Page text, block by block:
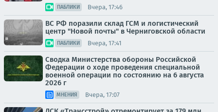
ПАБЛИКИ Вчера, 17:46
ВС РФ поразили склад ГСМ и логистический
центр "Новой почты" в Черниговской области
ПАБЛИКИ Вчера, 17:41
Сводка Министерства обороны Российской
Федерации о ходе проведения специальной
военной операции по состоянию на 6 августа
2026 г
МНЕНИЯ Вчера, 17:07